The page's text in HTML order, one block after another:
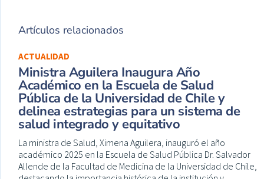
Artículos relacionados
ACTUALIDAD
Ministra Aguilera Inaugura Año
Académico en la Escuela de Salud
Pública de la Universidad de Chile y
delinea estrategias para un sistema de
salud integrado y equitativo
La ministra de Salud, Ximena Aguilera, inauguró el año
académico 2025 en la Escuela de Salud Pública Dr. Salvador
Allende de la Facultad de Medicina de la Universidad de Chile,